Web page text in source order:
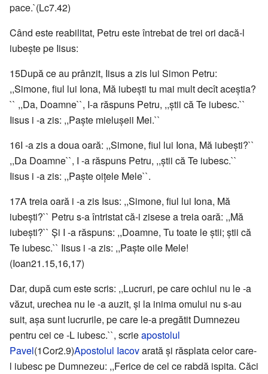
pace.`(Lc7.42)
Când este reabilitat, Petru este întrebat de trei ori dacă-l
iubeşte pe Iisus:
15După ce au prânzit, Iisus a zis lui Simon Petru:
,,Simone, fiul lui Iona, Mă iubeşti tu mai mult decît aceştia?
`` ,,Da, Doamne``, I-a răspuns Petru, ,,ştii că Te iubesc.``
Iisus i -a zis: ,,Paşte mieluşeii Mei.``
16I -a zis a doua oară: ,,Simone, fiul lui Iona, Mă iubeşti?``
,,Da Doamne``, I -a răspuns Petru, ,,ştii că Te iubesc.``
Iisus i -a zis: ,,Paşte oiţele Mele``.
17A treia oară i -a zis Isus: ,,Simone, fiul lui Iona, Mă
iubeşti?`` Petru s-a întristat că-i zisese a treia oară: ,,Mă
iubeşti?`` Şi I -a răspuns: ,,Doamne, Tu toate le ştii; ştii că
Te iubesc.`` Iisus i -a zis: ,,Paşte oile Mele!
(Ioan21.15,16,17)
Dar, după cum este scris: ,,Lucruri, pe care ochiul nu le -a
văzut, urechea nu le -a auzit, şi la inima omului nu s-au
suit, aşa sunt lucrurile, pe care le-a pregătit Dumnezeu
pentru cei ce -L iubesc.``, scrieapostolul
Pavel(1Cor2.9)Apostolul Iacovarată şi răsplata celor care-
l iubesc pe Dumnezeu: ,,Ferice de cel ce rabdă ispita. Căci